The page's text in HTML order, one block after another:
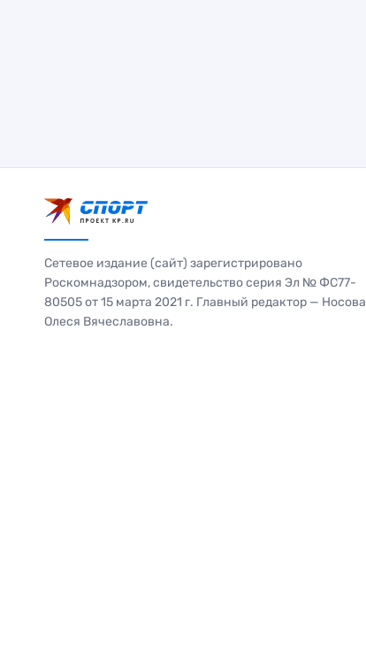
Сетевое издание (сайт) зарегистрировано
Роскомнадзором, свидетельство серия Эл № ФС77-
80505 от 15 марта 2021 г. Главный редактор — Носова
Олеся Вячеславовна.